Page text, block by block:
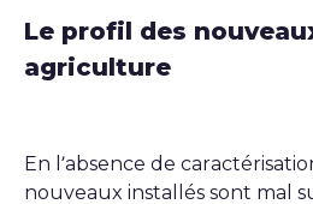
Le profil des
agriculture
En l’absence de
nouveaux installés sont mal